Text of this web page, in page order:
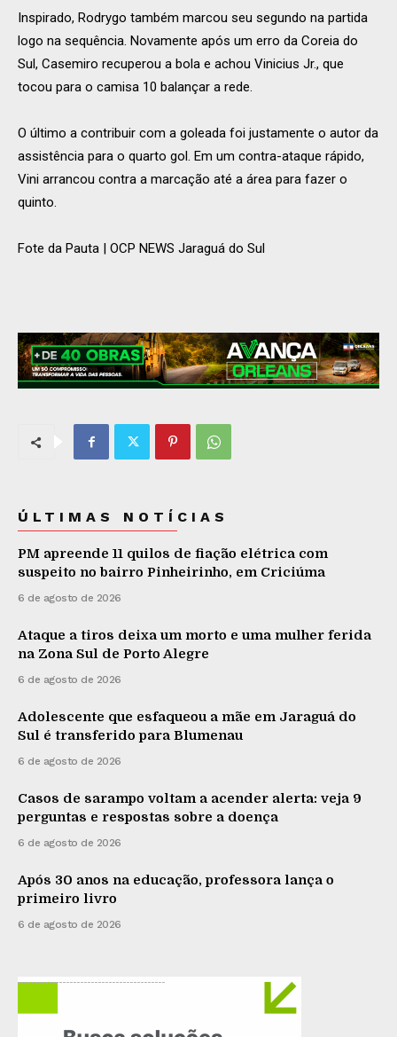
Inspirado, Rodrygo também marcou seu segundo na partida
logo na sequência. Novamente após um erro da Coreia do
Sul, Casemiro recuperou a bola e achou Vinicius Jr., que
tocou para o camisa 10 balançar a rede.
O último a contribuir com a goleada foi justamente o autor da
assistência para o quarto gol. Em um contra-ataque rápido,
Vini arrancou contra a marcação até a área para fazer o
quinto.
Fote da Pauta | OCP NEWS Jaraguá do Sul
ÚLTIMAS NOTÍCIAS
PM apreende 11 quilos de fiação elétrica com
suspeito no bairro Pinheirinho, em Criciúma
6 de agosto de 2026
Ataque a tiros deixa um morto e uma mulher ferida
na Zona Sul de Porto Alegre
6 de agosto de 2026
Adolescente que esfaqueou a mãe em Jaraguá do
Sul é transferido para Blumenau
6 de agosto de 2026
Casos de sarampo voltam a acender alerta: veja 9
perguntas e respostas sobre a doença
6 de agosto de 2026
Após 30 anos na educação, professora lança o
primeiro livro
6 de agosto de 2026